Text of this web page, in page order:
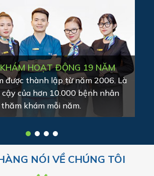
VẬT CHẤT HIỆN ĐẠI
số ít phòng khám có đầy đủ
phim, máy quét dấu răng iTero
hiện đại nhất thế giới.
NÓI VỀ CHÚNG TÔI